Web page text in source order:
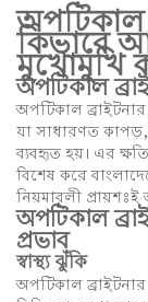
অপটিকাল
কিভাবে
মুখোমুখি
অপটিকাল
অপটিকাল
যা সাধারণত
ব্যবহৃত হয়। এর
বিশেষ করে
নিয়মাবলী প্রায়শঃই
অপটিকাল
প্রভাব
স্বাস্থ্য ঝুঁকি
অপটিকাল